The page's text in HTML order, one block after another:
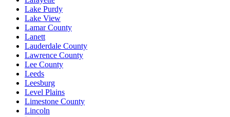
Lake Purdy
Lake View
Lamar County
Lanett
Lauderdale County
Lawrence County
Lee County
Leeds
Leesburg
Level Plains
Limestone County
Lincoln